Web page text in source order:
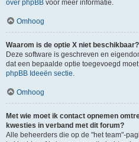
over phpBB voor meer informatie.
Omhoog
Waarom is de optie X niet beschikbaar?
Deze software is geschreven en
dat een bepaalde optie toegevoegd
phpBB Ideeën sectie.
Omhoog
Met wie moet ik contact opnemen
kwesties in verband met dit forum?
Alle beheerders die op de "het team"-